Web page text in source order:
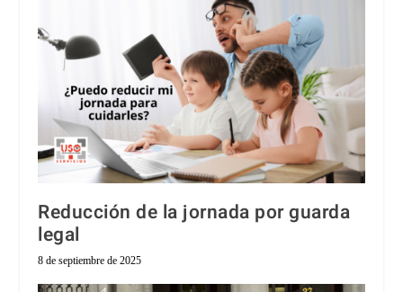
Reducción de la jornada por guarda
legal
8 de septiembre de 2025